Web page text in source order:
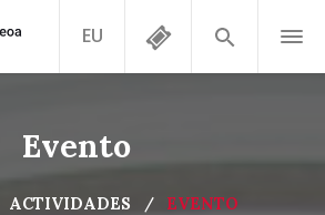
EU
Evento
ACTIVIDADES EVENTO